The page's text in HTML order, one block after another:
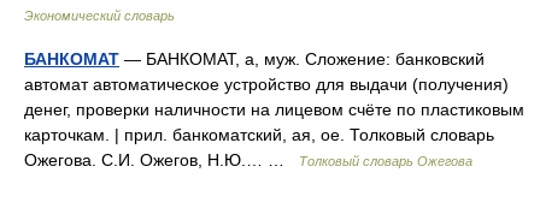
Экономический словарь
БАНКОМАТ — БАНКОМАТ, а, муж. Сложение: банковский
автомат автоматическое устройство для выдачи (получения)
денег, проверки наличности на лицевом счёте по пластиковым
карточкам. | прил. банкоматский, ая, ое. Толковый словарь
Ожегова. С.И. Ожегов, Н.Ю.… …
Толковый словарь Ожегова